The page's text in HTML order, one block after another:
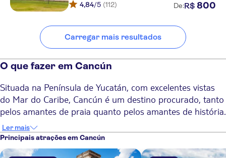
Viva Wyndham Azteca All
Inclusive
Cancun Bay Resort
Inclusive
Mujeres
Allegro Playacar All Inclusive
Resort
Royal Hideaway Playacar All
Inclusive Adults Only
4,84/5 (112) De:R$ 800
Carregar mais resultados
O que fazer em Cancún
Situada na Península de Yucatán, com excelentes vistas
do Mar do Caribe, Cancún é um destino procurado, tanto
pelos amantes de praia quanto pelos amantes de história.
Com suas águas cristalinas, ruínas maias e uma deliciosa
tradição culinária, Cancún tem sempre algo para todos os
gostos. É também um ponto de partida ideal para
Ler mais
Principais atrações em Cancún